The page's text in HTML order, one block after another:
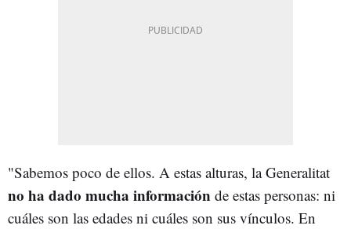
"Sabemos poco de ellos. A estas alturas, la Generalitat
no ha dado mucha información de estas personas: ni
cuáles son las edades ni cuáles son sus vínculos. En